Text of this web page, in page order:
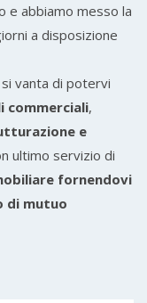
e abbiamo messo la
a disposizione
vanta di potervi
commerciali,
e
ultimo servizio di
fornendovi
di mutuo